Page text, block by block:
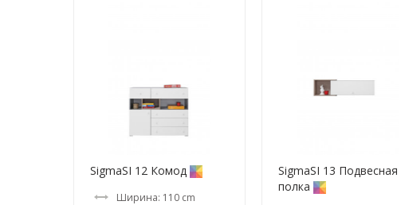
SigmaSI 12 Комод
Ширина: 110 cm
SigmaSI 13 Подвесная
полка